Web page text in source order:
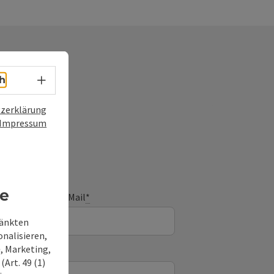
E-Mail*
Sprachwahl - Menü öffnen
Impressum
Marketing,
49 (1)